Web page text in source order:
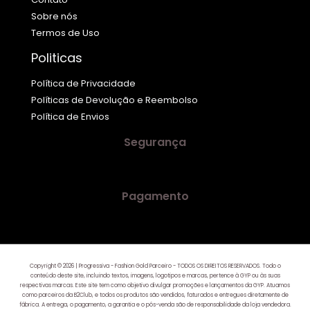
Sobre nós
Termos de Uso
Politicas
Política de Privacidade
Políticas de Devolução e Reembolso
Política de Envios
Segurança
Pagamento
Copyright © 2026 | Progressiva - Fashion Gold Parceiro - TODOS OS DIREITOS RESERVADOS. Todo o
conteúdo deste site, incluindo textos, imagens, logotipos e marcas, pertence à GYP ou às suas
respectivas marcas. Este site tem como objetivo divulgar promoções e lançamentos da GYP. Atuamos
como parceiros da B2Club, e todos os produtos são vendidos, faturados e entregues diretamente de
fábrica. A entrega, o pagamento, a garantia e o pós-venda são de responsabilidade da loja vendedora.